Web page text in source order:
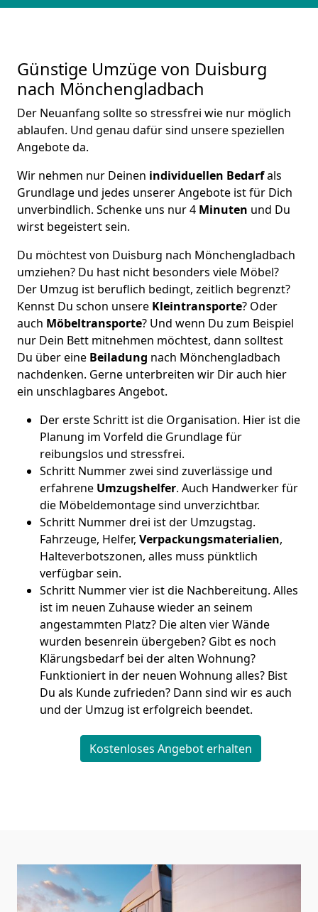
Günstige Umzüge von Duisburg
nach Mönchen­gladbach
Der Neuanfang sollte so stressfrei wie nur möglich
ablaufen. Und genau dafür sind unsere speziellen
Angebote da.
Wir nehmen nur Deinen individuellen Bedarfals
Grundlage und jedes unserer Angebote ist für Dich
unverbindlich. Schenke uns nur 4 Minuten und Du
wirst begeistert sein.
Du möchtest von Duisburg nach Mönchen­gladbach
umziehen? Du hast nicht besonders viele Möbel?
Der Umzug ist beruflich bedingt, zeitlich begrenzt?
Kennst Du schon unsere Kleintransporte? Oder
auch Möbeltransporte? Und wenn Du zum Beispiel
nur Dein Bett mitnehmen möchtest, dann solltest
Du über eine Beiladung nach Mönchen­gladbach
nachdenken. Gerne unterbreiten wir Dir auch hier
ein unschlagbares Angebot.
Der erste Schritt ist die Organisation. Hier ist die
Planung im Vorfeld die Grundlage für
reibungslos und stressfrei.
Schritt Nummer zwei sind zuverlässige und
erfahrene Umzugshelfer. Auch Handwerker für
die Möbeldemontage sind unverzichtbar.
Schritt Nummer drei ist der Umzugstag.
Fahrzeuge, Helfer, Verpackungsmaterialien,
Halteverbotszonen, alles muss pünktlich
verfügbar sein.
Schritt Nummer vier ist die Nachbereitung. Alles
ist im neuen Zuhause wieder an seinem
angestammten Platz? Die alten vier Wände
wurden besenrein übergeben? Gibt es noch
Klärungsbedarf bei der alten Wohnung?
Funktioniert in der neuen Wohnung alles? Bist
Du als Kunde zufrieden? Dann sind wir es auch
und der Umzug ist erfolgreich beendet.
Kostenloses Angebot erhalten